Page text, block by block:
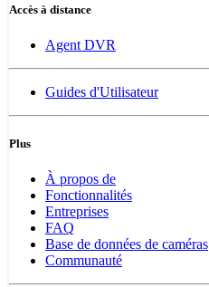
Accès à distance
Agent DVR
Guides d'Utilisateur
Plus
À propos de
Fonctionnalités
Entreprises
FAQ
Base de données de caméras
Communauté